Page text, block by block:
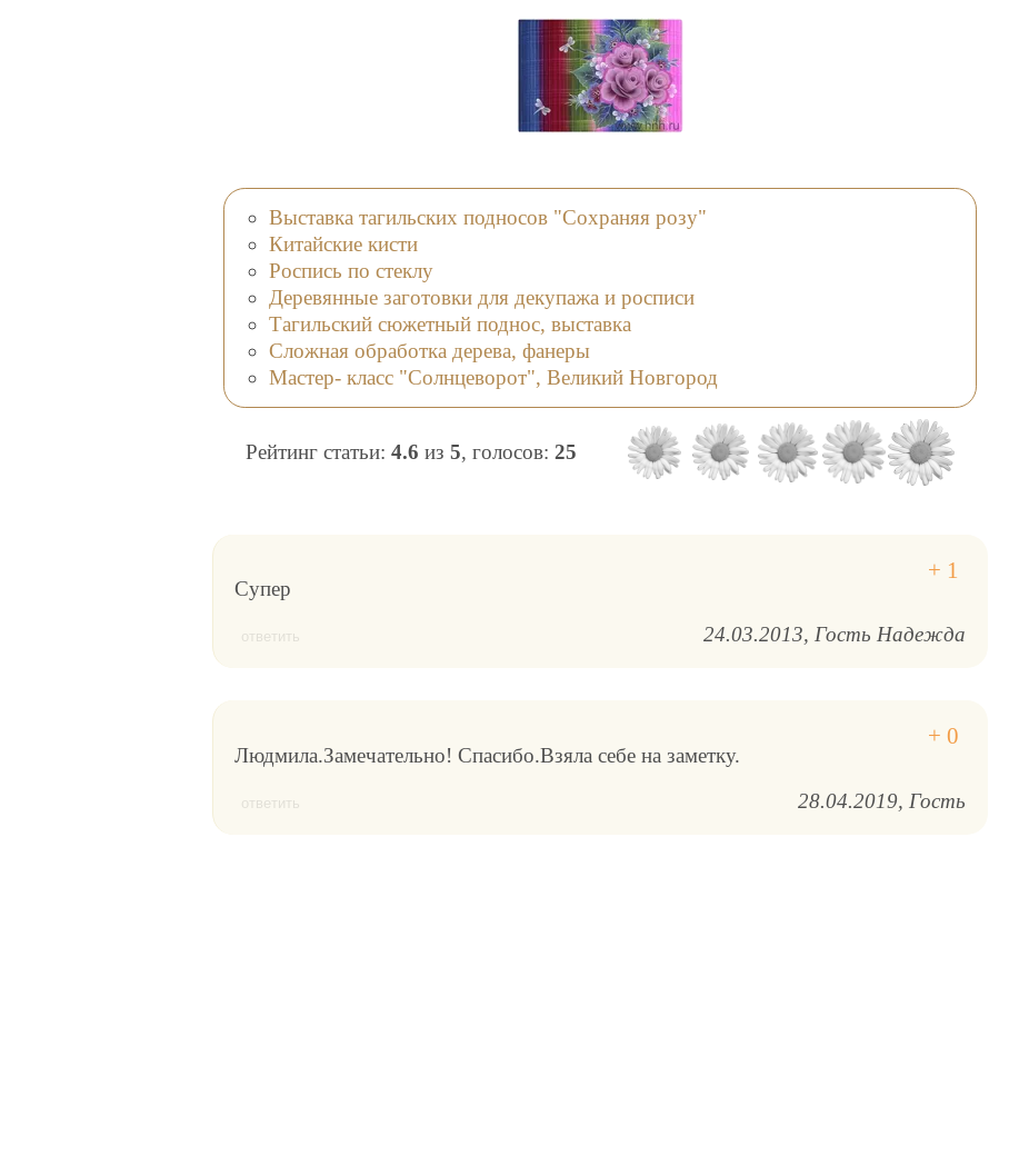
Выставка тагильских подносов "Сохраняя розу"
Китайские кисти
Роспись по стеклу
Деревянные заготовки для декупажа и росписи
Тагильский сюжетный поднос, выставка
Сложная обработка дерева, фанеры
Мастер- класс "Солнцеворот", Великий Новгород
Рейтинг статьи: 4.6 из 5, голосов: 25
Супер
ответить 24.03.2013 Гость Надежда
Людмила.Замечательно! Спасибо.Взяла себе на заметку.
ответить 28.04.2019 Гость